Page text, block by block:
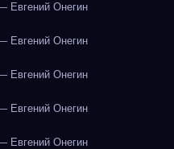
Евгений Онегин
Евгений Онегин
Евгений Онегин
Евгений Онегин
Евгений Онегин